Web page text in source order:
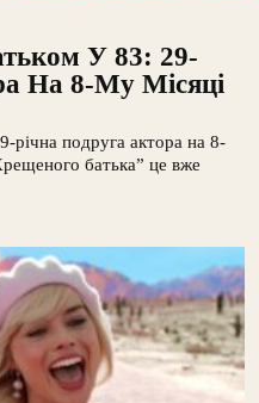
У 83: 29-
На 8-Му Місяці
річна подруга актора на 8-
батька” це вже